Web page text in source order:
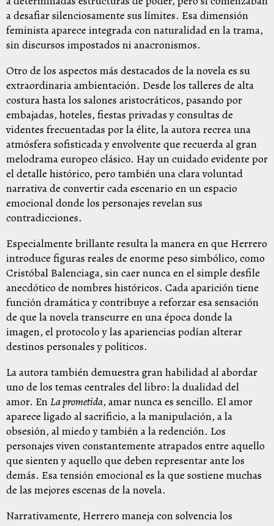
a desafiar silenciosamente sus límites. Esa dimensión
feminista aparece integrada con naturalidad en la trama,
sin discursos impostados ni anacronismos.
Otro de los aspectos más destacados de la novela es su
extraordinaria ambientación. Desde los talleres de alta
costura hasta los salones aristocráticos, pasando por
embajadas, hoteles, fiestas privadas y consultas de
videntes frecuentadas por la élite, la autora recrea una
atmósfera sofisticada y envolvente que recuerda al gran
melodrama europeo clásico. Hay un cuidado evidente por
el detalle histórico, pero también una clara voluntad
narrativa de convertir cada escenario en un espacio
emocional donde los personajes revelan sus
contradicciones.
Especialmente brillante resulta la manera en que Herrero
introduce figuras reales de enorme peso simbólico, como
Cristóbal Balenciaga, sin caer nunca en el simple desfile
anecdótico de nombres históricos. Cada aparición tiene
función dramática y contribuye a reforzar esa sensación
de que la novela transcurre en una época donde la
imagen, el protocolo y las apariencias podían alterar
destinos personales y políticos.
La autora también demuestra gran habilidad al abordar
uno de los temas centrales del libro: la dualidad del
amor. EnLa prometida, amar nunca es sencillo. El amor
aparece ligado al sacrificio, a la manipulación, a la
obsesión, al miedo y también a la redención. Los
personajes viven constantemente atrapados entre aquello
que sienten y aquello que deben representar ante los
demás. Esa tensión emocional es la que sostiene muchas
de las mejores escenas de la novela.
Narrativamente, Herrero maneja con solvencia los